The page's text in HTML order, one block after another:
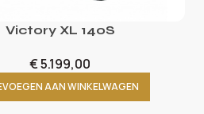
Victory XL 140S
€5.199,00
AAN WINKELWAGEN